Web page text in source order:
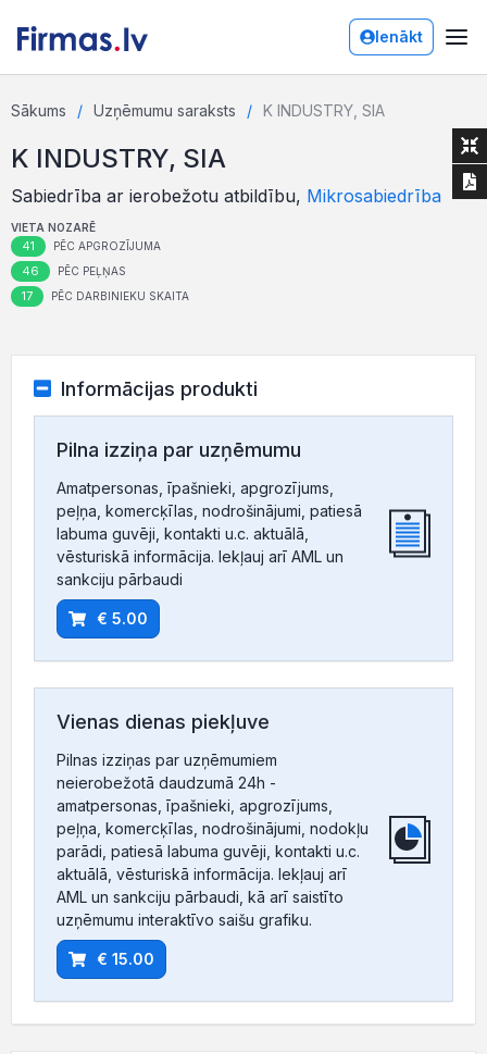
Ienākt
Sākums Uzņēmumu saraksts K INDUSTRY, SIA
K INDUSTRY, SIA
Sabiedrība ar ierobežotu atbildību, Mikrosabiedrība
VIETA NOZARĒ
41 PĒC APGROZĪJUMA
46 PĒC PEĻŅAS
17 PĒC DARBINIEKU SKAITA
Informācijas produkti
Pilna izziņa par uzņēmumu
Amatpersonas, īpašnieki, apgrozījums,
peļņa, komercķīlas, nodrošinājumi, patiesā
labuma guvēji, kontakti u.c. aktuālā,
vēsturiskā informācija. Iekļauj arī AML un
sankciju pārbaudi
€ 5.00
Vienas dienas piekļuve
Pilnas izziņas par uzņēmumiem
neierobežotā daudzumā 24h -
amatpersonas, īpašnieki, apgrozījums,
peļņa, komercķīlas, nodrošinājumi, nodokļu
parādi, patiesā labuma guvēji, kontakti u.c.
aktuālā, vēsturiskā informācija. Iekļauj arī
AML un sankciju pārbaudi, kā arī saistīto
uzņēmumu interaktīvo saišu grafiku.
€ 15.00